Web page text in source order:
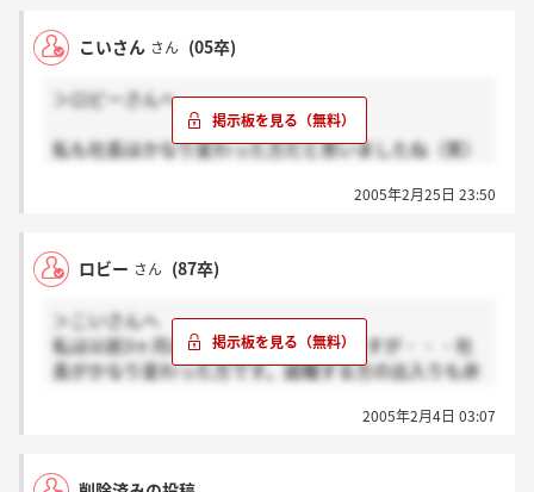
こいさん さん (05卒)
＞ロビーさんへ
私も社長はかなり変わった方だと思いましたね（笑）
2005年2月25日 23:50
ロビー さん (87卒)
＞こいさんへ
私は以前3ヶ月ほど勤めたことがありますが・・・社
長がかなり変わった方です。就職する方の出入りも非
2005年2月4日 03:07